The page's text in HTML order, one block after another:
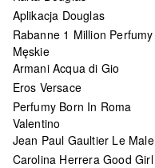
Aplikacja Douglas
Rabanne 1 Million Perfumy
Męskie
Armani Acqua di Gio
Eros Versace
Perfumy Born In Roma
Valentino
Jean Paul Gaultier Le Male
Carolina Herrera Good Girl